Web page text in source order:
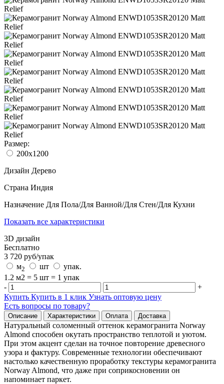
Размер:
200x1200
Дизайн Дерево
Страна Индия
Назначение Для Пола/Для Ванной/Для Стен/Для Кухни
Показать все характеристики
3D дизайн
Бесплатно
3 720 руб/упак
м2 шт
упак.
1.2 м2 = 5 шт = 1 упак
-
+
Купить Купить в 1 клик Узнать оптовую цену
Есть вопросы по товару?
Описание Характеристики Оплата Доставка
Натуральный соломенный оттенок керамогранита Norway
Almond способен окутать пространство теплотой и уютом.
При этом акцент сделан на точное повторение древесного
узора и фактуру. Современные технологии обеспечивают
настолько качественную проработку текстуры керамогранита
Norway Almond, что даже при соприкосновении он
напоминает паркет.